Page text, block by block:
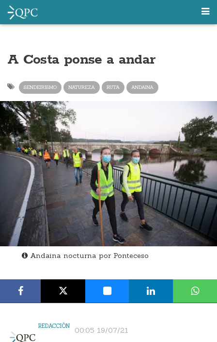
A Costa ponse a andar
SENDEIRISMO NATUREZA RUTA ANDAINA
Andaina nocturna por Ponteceso
REDACCIÓN 00:05 19/07/21